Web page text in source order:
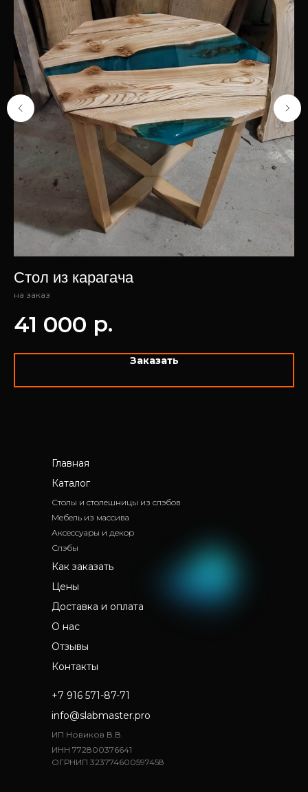
Стол из карагача
на заказ
41 000 р.
Заказать
Главная
О нас
Отзывы
Каталог
Как заказать
Столы и столешницы из слэбов
Мебель из массива
Слэбы
Аксессуары и декор
+7 916 571-87-71
info@slabmaster.pro
Контакты
Доставка и оплата
Цены
ИНН 772800376641
ОГРНИП 323774600597458
ИП Новиков В.В.